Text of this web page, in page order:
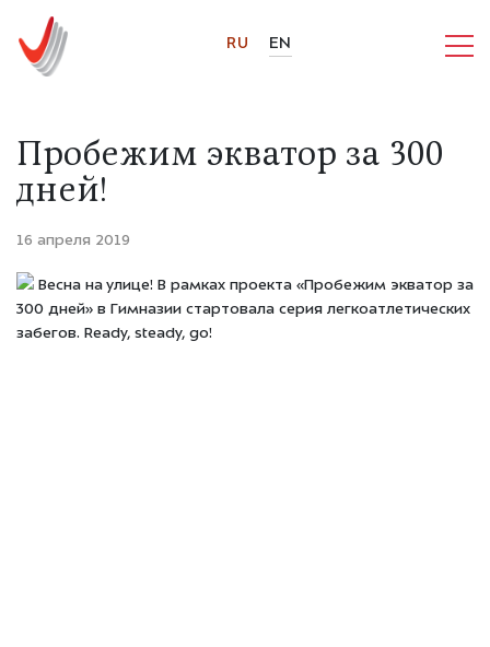
RU EN
Пробежим экватор за 300
дней!
16 апреля 2019
Весна на улице! В рамках проекта «Пробежим экватор за
300 дней» в Гимназии стартовала серия легкоатлетических
забегов. Ready, steady, go!